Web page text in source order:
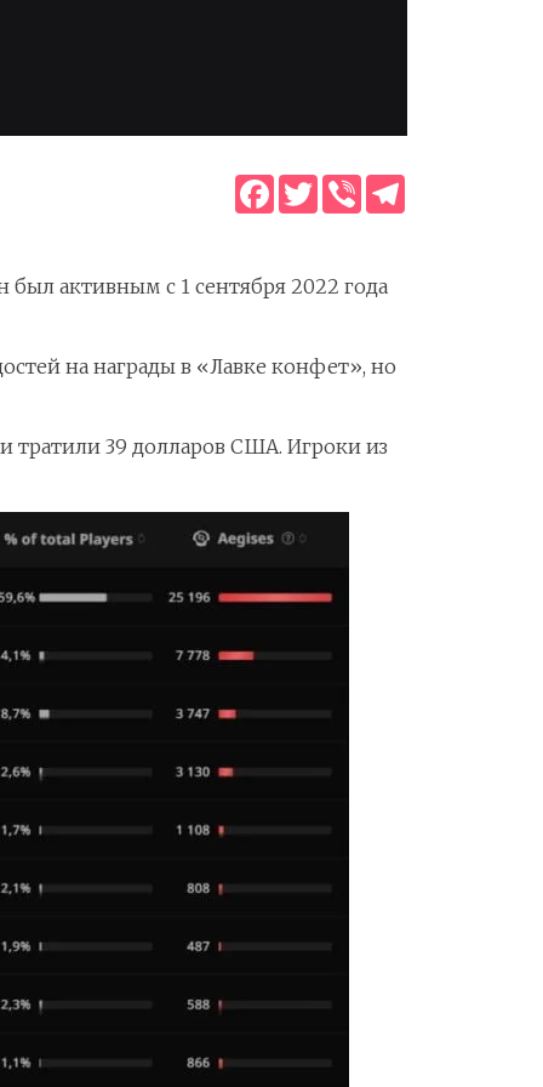
Facebook
TwitterViber
активным с 1 сентября 2022 года
на награды в «Лавке конфет», но
тратили 39 долларов США. Игроки из